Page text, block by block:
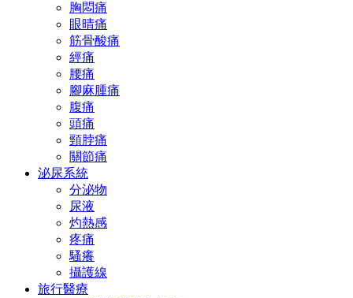
胸悶痛
眼晴痛
筋骨酸痛
經痛
腰痛
腳麻腫痛
腹痛
頭痛
頸脖痛
關節痛
泌尿系統
分泌物
尿液
灼熱感
疼痛
騷癢
攝護線
旅行醫療